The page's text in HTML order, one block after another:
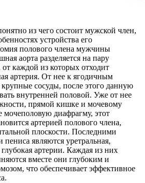
из чего состоит мужской член,
устройства его
полового члена мужчины
аорта разделяется на пару
каждой из которых отходит
артерия. От нее к ягодичным
сосуды, после этого данную
внутренней половой. Уже от нее
прямой кишке и мочевому
диафрагму, этот
артерией полового члена,
плоскости. Последними
пениса являются уретральная,
артерии. Каждая из них
вместе они глубоким и
что обеспечивает эффективное